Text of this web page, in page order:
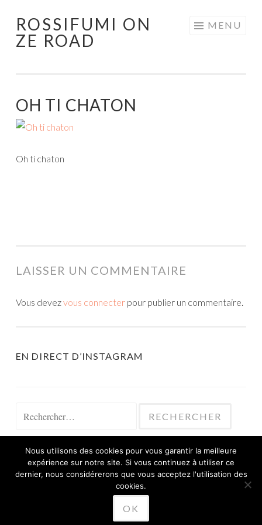
Aller
au
ROSSIFUMI ON
ZE ROAD
MENU
OH TI CHATON
Oh ti chaton
LAISSER UN COMMENTAIRE
Vous devezvous connecter pour publier un commentaire.
EN DIRECT D’INSTAGRAM
FIÈREMENT PROPULSÉ PAR WORDPRESS
THÈME SKETCH PAR WORDPRESS.COM
Nous utilisons des cookies pour vous garantir la meilleure
expérience sur notre site. Si vous continuez à utiliser ce
dernier, nous considérerons que vous acceptez l'utilisation des
cookies.
OK